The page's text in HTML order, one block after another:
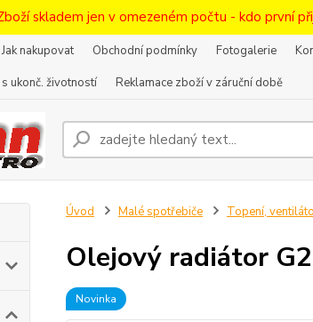
skladem jen v omezeném počtu - kdo první
Jak nakupovat Obchodní podmínky Fotogalerie
ukonč. životností Reklamace zboží v záruční době
Úvod Malé spotřebiče Topení,
Olejový radiátor
Novinka